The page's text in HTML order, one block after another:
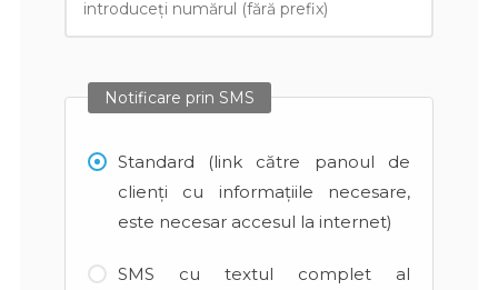
Notificare prin SMS
Standard (link către panoul de
clienți cu informațiile necesare,
este necesar accesul la internet)
SMS cu textul complet al